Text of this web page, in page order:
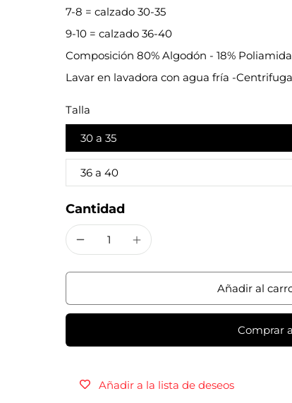
7-8 = calzado 30-35
9-10 = calzado 36-40
Composición 80% Algodón - 18%
Lavar en lavadora con agua fría -
Talla
30 a 35
36 a 40
Cantidad
Añadir al
Comprar
Añadir a la lista de deseos